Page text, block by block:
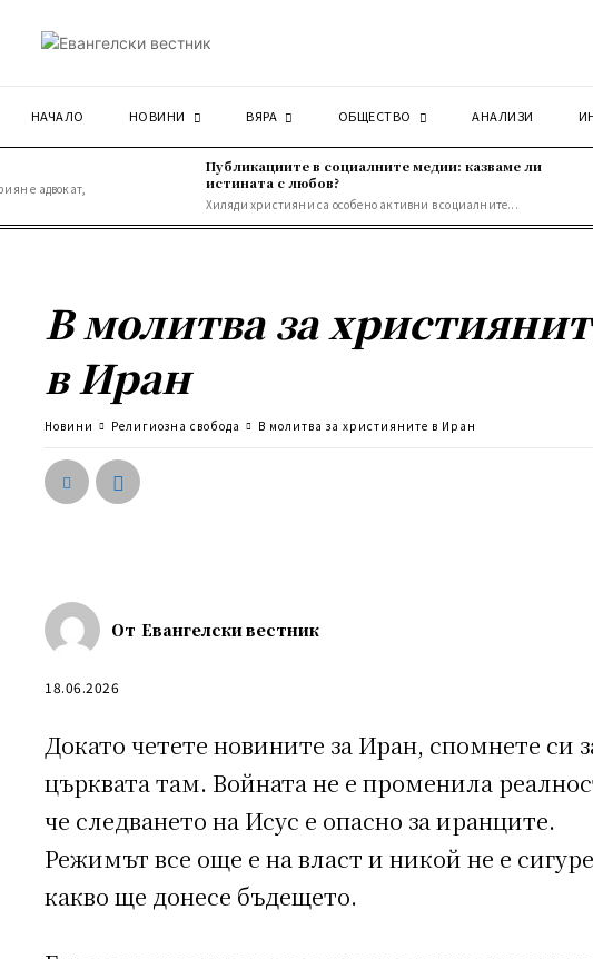
НАЧАЛО НОВИНИ ВЯРА ОБЩЕСТВО АНАЛИЗИ
Публикациите в социалните медии: казваме ли
истината с любов?
Хиляди християни са особено активни в социалните...
В молитва за
в Иран
Новини Религиозна свобода В молитва за християните в Иран
От Евангелски вестник
18.06.2026
Докато четете новините за Иран, спомнете си
църквата там. Войната не е променила
че следването на Исус е опасно за иранците.
Режимът все още е на власт и никой не е
какво ще донесе бъдещето.